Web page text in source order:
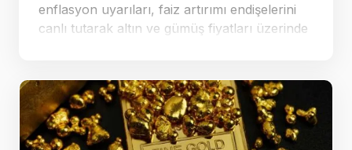
enflasyon uyarıları, faiz artırımı endişelerini
canlı tutarak altın ve gümüş fiyatları üzerinde